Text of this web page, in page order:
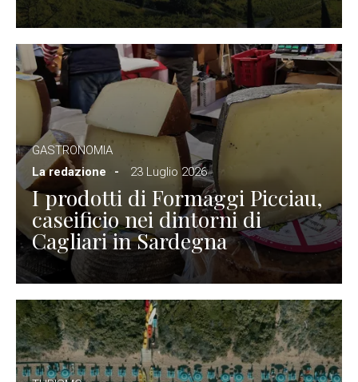
GASTRONOMIA
La redazione
23 Luglio 2026
I prodotti di Formaggi Picciau,
caseificio nei dintorni di
Cagliari in Sardegna